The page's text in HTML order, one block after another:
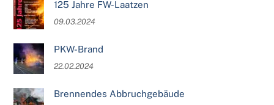
125 Jahre FW-Laatzen
09.03.2024
PKW-Brand
22.02.2024
Brennendes Abbruchgebäude